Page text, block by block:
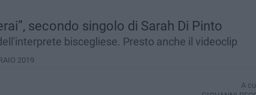
secondo singolo di Sarah Di Pinto
biscegliese. Presto anche il videoclip
2019
A